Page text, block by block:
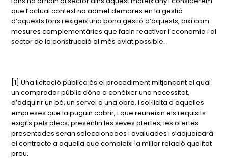
que l’actual context no admet demores en la gestió
d’aquests fons i exigeix una bona gestió d’aquests, així com
mesures complementàries que facin reactivar l’economia i al
sector de la construcció al més aviat possible.
[1] Una licitació pública és el procediment mitjançant el qual
un comprador públic dóna a conèixer una necessitat,
d’adquirir un bé, un servei o una obra, i sol·licita a aquelles
empreses que la puguin cobrir, i que reuneixin els requisits
exigits pels plecs, presentin les seves ofertes; les ofertes
presentades seran seleccionades i avaluades i s’adjudicarà
el contracte a aquella que compleixi la millor relació qualitat
preu.